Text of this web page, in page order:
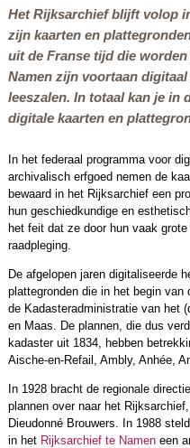
Het Rijksarchief blijft volop
zijn kaarten en
uit de Franse tijd die
Namen zijn voortaan
leeszalen. In totaal kan je in
digitale kaarten en
In het federaal programma voor
archivalisch erfgoed nemen de
bewaard in het Rijksarchief een
hun geschiedkundige en
het feit dat ze door hun vaak
raadpleging.
De afgelopen jaren digitaliseerde
plattegronden die in het begin van
de Kadasteradministratie van het
en Maas. De plannen, die dus
kadaster uit 1834, hebben
Aische-en-Refail, Ambly, Anhée,
In 1928 bracht de regionale
plannen over naar het
Dieudonné Brouwers. In 1988
in het Rijksarchief te Nameneen